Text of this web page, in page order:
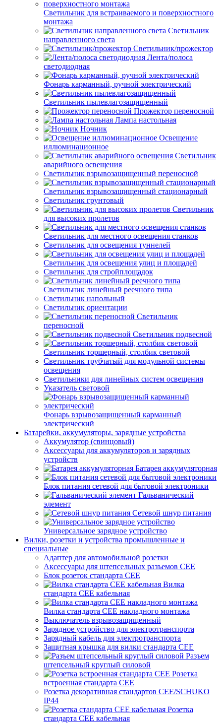
Светильник для встраиваемого и поверхностного
монтажа
Светильник
направленного света
Светильник/прожектор
Лента/полоса
светодиодная
Фонарь карманный, ручной электрический
Светильник пылевлагозащищенный
Прожектор переносной
Лампа настольная
Ночник
Освещение
иллюминационное
Светильник
аварийного освещения
Светильник взрывозащищенный переносной
Светильник взрывозащищенный стационарный
Светильник грунтовый
Светильник
для высоких пролетов
Светильник для местного освещения станков
Светильник для освещения туннелей
Светильник для освещения улиц и площадей
Светильник для стройплощадок
Светильник линейный реечного типа
Светильник напольный
Светильник ориентации
Светильник
переносной
Светильник подвесной
Светильник торшерный, столбик световой
Светильник трубчатый для модульной системы
освещения
Светильники для линейных систем освещения
Указатель световой
Фонарь взрывозащищенный карманный
электрический
Батарейки, аккумуляторы, зарядные устройства
Аккумулятор (свинцовый)
Аксессуары для аккумуляторов и зарядных
устройств
Батарея аккумуляторная
Блок питания сетевой для бытовой электроники
Гальванический
элемент
Сетевой шнур питания
Универсальное зарядное устройство
Вилки, розетки и устройства промышленные и
специальные
Адаптер для автомобильной розетки
Аксессуары для штепсельных разъемов CEE
Блок розеток стандарта CEE
Вилка
стандарта CEE кабельная
Вилка стандарта CEE накладного монтажа
Выключатель взрывозащищенный
Зарядное устройство для электротранспорта
Зарядный кабель для электротранспорта
Защитная крышка для вилки стандарта CEE
Разъем
штепсельный круглый силовой
Розетка
встроенная стандарта CEE
Розетка декоративная стандартов CEE/SCHUKO
IP44
Розетка
стандарта СЕЕ кабельная